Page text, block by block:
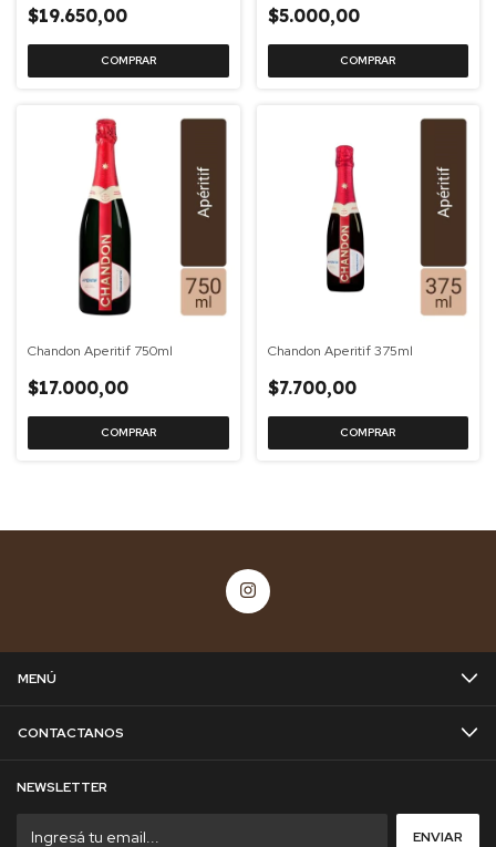
$19.650,00 $5.000,00
Chandon Aperitif 750ml
$17.000,00
Chandon Aperitif 375ml
$7.700,00
MENÚ
CONTACTANOS
NEWSLETTER